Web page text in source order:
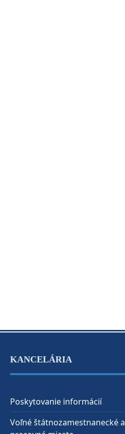
KANCELÁRIA
Poskytovanie informácií
Voľné štátnozamestnanecké a